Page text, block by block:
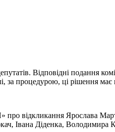
Відповідні подання
за процедурою, ці рішення
про відкликання Ярослава
Івана Діденка, Володимира